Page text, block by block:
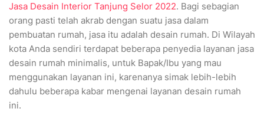
Jasa Desain Interior Tanjung Selor 2022. Bagi sebagian
orang pasti telah akrab dengan suatu jasa dalam
pembuatan rumah, jasa itu adalah desain rumah. Di Wilayah
kota Anda sendiri terdapat beberapa penyedia layanan jasa
desain rumah minimalis, untuk Bapak/Ibu yang mau
menggunakan layanan ini, karenanya simak lebih-lebih
dahulu beberapa kabar mengenai layanan desain rumah
ini.